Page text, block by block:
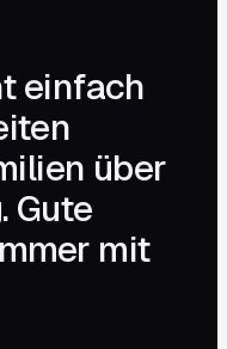
einfach
über
Gute
mit